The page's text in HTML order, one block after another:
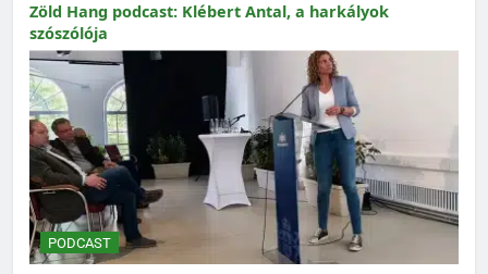
Zöld Hang podcast: Klébert Antal, a harkályok
szószólója
PODCAST